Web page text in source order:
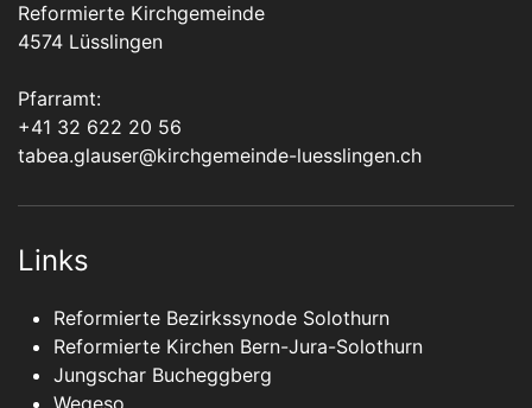
Reformierte Kirchgemeinde
4574 Lüsslingen
Pfarramt:
+41 32 622 20 56
tabea.glauser@kirchgemeinde-luesslingen.ch
Links
Reformierte Bezirkssynode Solothurn
Reformierte Kirchen Bern-Jura-Solothurn
Jungschar Bucheggberg
Wegeso